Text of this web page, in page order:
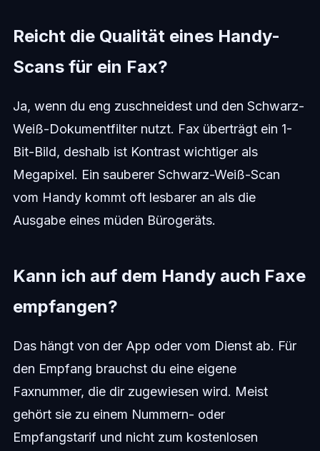
Reicht die Qualität eines Handy-
Scans für ein Fax?
Ja, wenn du eng zuschneidest und den Schwarz-
Weiß-Dokumentfilter nutzt. Fax überträgt ein 1-
Bit-Bild, deshalb ist Kontrast wichtiger als
Megapixel. Ein sauberer Schwarz-Weiß-Scan
vom Handy kommt oft lesbarer an als die
Ausgabe eines müden Bürogeräts.
Kann ich auf dem Handy auch Faxe
empfangen?
Das hängt von der App oder vom Dienst ab. Für
den Empfang brauchst du eine eigene
Faxnummer, die dir zugewiesen wird. Meist
gehört sie zu einem Nummern- oder
Empfangstarif und nicht zum kostenlosen